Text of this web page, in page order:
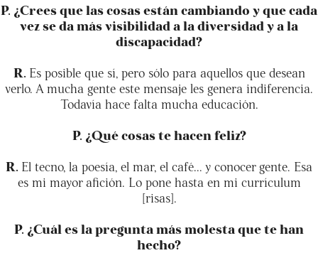
P. ¿Crees que las cosas están cambiando y que cada
vez se da más visibilidad a la diversidad y a la
discapacidad?
R. Es posible que sí, pero sólo para aquellos que desean
verlo. A mucha gente este mensaje les genera indiferencia.
Todavía hace falta mucha educación.
P. ¿Qué cosas te hacen feliz?
R. El tecno, la poesía, el mar, el café... y conocer gente. Esa
es mi mayor afición. Lo pone hasta en mi currículum
[risas].
P. ¿Cuál es la pregunta más molesta que te han
hecho?